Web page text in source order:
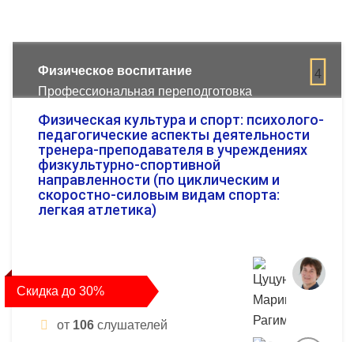
4
Физическое воспитание
Профессиональная переподготовка
Физическая культура и спорт: психолого-
педагогические аспекты деятельности
тренера-преподавателя в учреждениях
физкультурно-спортивной
направленности (по циклическим и
скоростно-силовым видам спорта:
легкая атлетика)
Скидка до 30%
от 106 слушателей